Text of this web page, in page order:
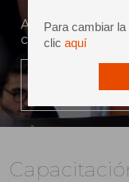
Para cambiar
clic aquí
Apoyo
capacidades